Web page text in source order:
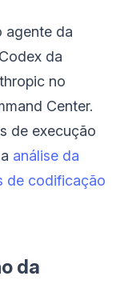
agente da
da
no
Center.
de execução
análise da
de codificação
da